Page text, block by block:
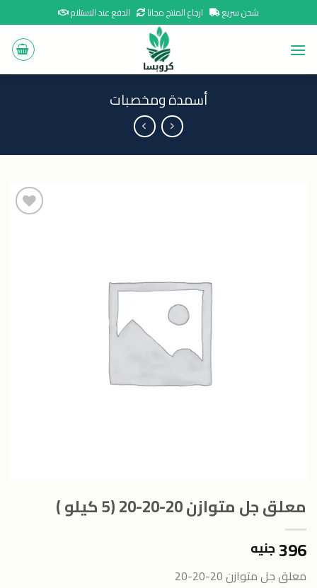
to
content
شحن سريع ارجاع المنتج مجانا الدفع عند الاستلام
أسمدة ومخصبات
معلق جل متوازن 20-20-20 (5 كيلو )
396 جنيه
معلق جل متوازن 20-20-20